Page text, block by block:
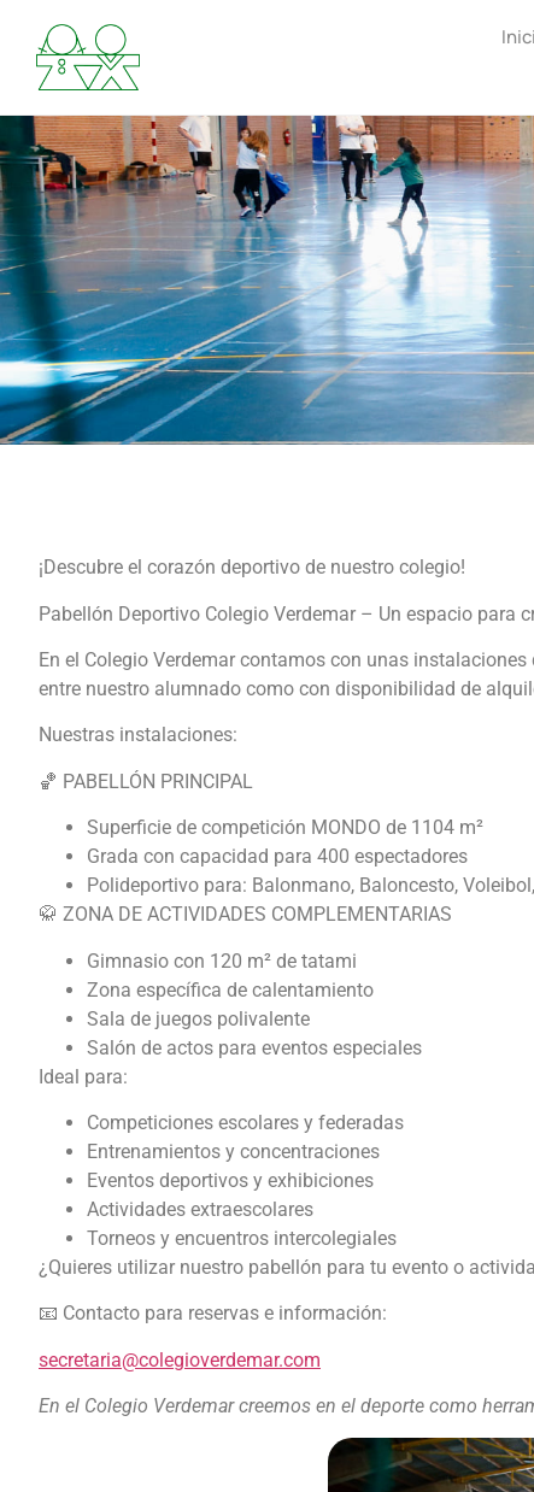
¡Descubre el corazón deportivo de nuestro colegio!
Pabellón Deportivo Colegio Verdemar – Un espacio para
En el Colegio Verdemar contamos con unas
entre nuestro alumnado como con disponibilidad de
Nuestras instalaciones:
🏀 PABELLÓN PRINCIPAL
Superficie de competición MONDO de 1104 m²
Grada con capacidad para 400 espectadores
Polideportivo para: Balonmano, Baloncesto,
🥋 ZONA DE ACTIVIDADES COMPLEMENTARIAS
Gimnasio con 120 m² de tatami
Zona específica de calentamiento
Sala de juegos polivalente
Salón de actos para eventos especiales
Ideal para:
Competiciones escolares y federadas
Entrenamientos y concentraciones
Eventos deportivos y exhibiciones
Actividades extraescolares
Torneos y encuentros intercolegiales
¿Quieres utilizar nuestro pabellón para tu evento o
📧 Contacto para reservas e información:
secretaria@colegioverdemar.com
En el Colegio Verdemar creemos en el deporte como